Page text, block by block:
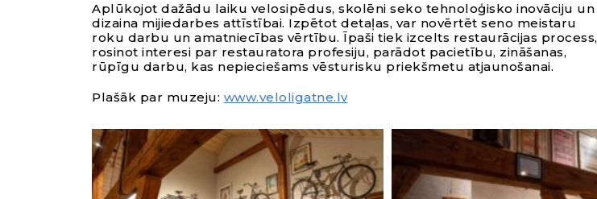
Aplūkojot dažādu laiku velosipēdus, skolēni seko tehnoloģisko inovāciju un
dizaina mijiedarbes attīstībai. Izpētot detaļas, var novērtēt seno meistaru
roku darbu un amatniecības vērtību. Īpaši tiek izcelts restaurācijas process,
rosinot interesi par restauratora profesiju, parādot pacietību, zināšanas,
rūpīgu darbu, kas nepieciešams vēsturisku priekšmetu atjaunošanai.
Plašāk par muzeju: www.veloligatne.lv